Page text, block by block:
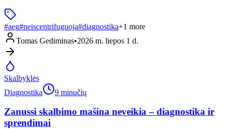
#aeg#neiscentrifuguoja#diagnostika+1 more
Tomas Gediminas•2026 m. liepos 1 d.
Skalbyklės
Diagnostika
9 minučių
Zanussi skalbimo mašina neveikia – diagnostika ir
sprendimai